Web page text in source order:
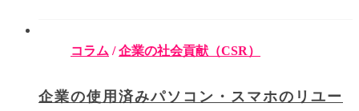
コラム /企業の社会貢献（CSR）
企業の使用済みパソコン・スマホのリユー